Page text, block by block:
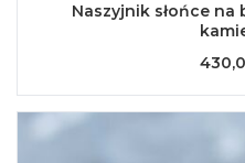
Naszyjnik słońce na